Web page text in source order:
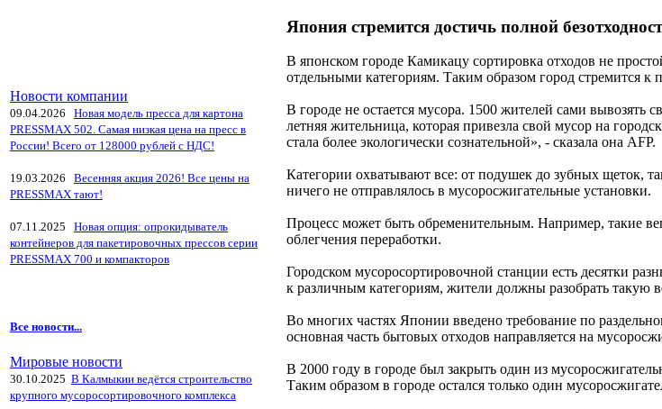
Новости компании
09.04.2026
Новая модель пресса для картона
PRESSMAX 502. Самая низкая цена на пресс в
России! Всего от 128000 рублей с НДС!
19.03.2026
Весенняя акция 2026! Все цены на
PRESSMAX тают!
07.11.2025
Новая опция: опрокидыватель
контейнеров для пакетировочных прессов серии
PRESSMAX 700 и компакторов
Все новости...
Мировые новости
30.10.2025 В Калмыкии ведётся строительство
крупного мусоросортировочного комплекса
Япония стремится достичь полной
В японском городе Камикацу сортировка отходов не
отдельными категориям. Таким образом город стремится к
В городе не остается мусора. 1500 жителей сами вывозять
летняя жительница, которая привезла свой мусор на
стала более экологически сознательной», - сказала она AFP.
Категории охватывают все: от подушек до зубных щеток,
ничего не отправлялось в мусоросжигательные установки.
Процесс может быть обременительным. Например, такие
облегчения переработки.
Городском мусоросортировочной станции есть десятки
к различным категориям, жители должны разобрать
Во многих частях Японии введено требование по
основная часть бытовых отходов направляется на
В 2000 году в городе был закрыть один из
Таким образом в городе остался только один